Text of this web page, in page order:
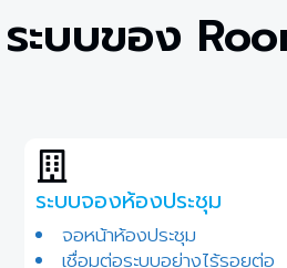
ระบบของ
ระบบจองห้องประชุม
จอหน้าห้องประชุม
เชื่อมต่อระบบอย่างไร้รอยต่อ